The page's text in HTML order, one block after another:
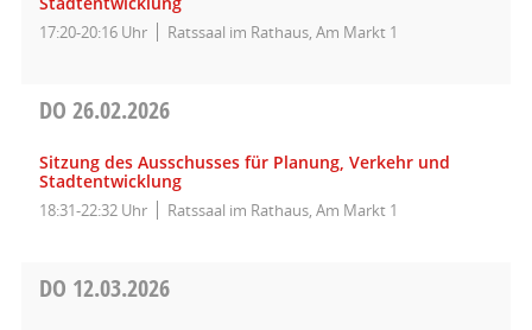
17:20-20:16 Uhr Ratssaal im Rathaus, Am Markt 1
DO 26.02.2026
Sitzung des Ausschusses für Planung, Verkehr und
Stadtentwicklung
18:31-22:32 Uhr Ratssaal im Rathaus, Am Markt 1
DO 12.03.2026